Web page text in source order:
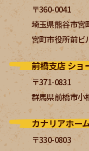
〒360-0041
埼玉県熊谷市宮
宮町市役所前ビ
前橋支店 ショ
〒371-0831
群馬県前橋市小
カナリアホー
〒330-0803